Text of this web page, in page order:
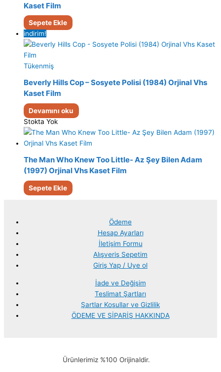
Kaset Film
Sepete Ekle
indirim!
Tükenmiş
Beverly Hills Cop – Sosyete Polisi (1984) Orjinal Vhs
Kaset Film
Devamını oku
Stokta Yok
The Man Who Knew Too Little- Az Şey Bilen Adam
(1997) Orjinal Vhs Kaset Film
Sepete Ekle
Ödeme
Hesap Ayarları
İletişim Formu
Alışveriş Sepetim
Giriş Yap / Uye ol
İade ve Değişim
Teslimat Şartları
Şartlar Koşullar ve Gizlilik
ÖDEME VE SİPARİŞ HAKKINDA
Ürünlerimiz %100 Orijinaldir.